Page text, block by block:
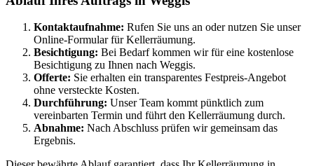
Kontaktaufnahme: Rufen Sie uns an oder nutzen Sie unser
Online-Formular für Kellerräumung.
Besichtigung: Bei Bedarf kommen wir für eine kostenlose
Besichtigung zu Ihnen nach Weggis.
Offerte: Sie erhalten ein transparentes Festpreis-Angebot
ohne versteckte Kosten.
Durchführung: Unser Team kommt pünktlich zum
vereinbarten Termin und führt den Kellerräumung durch.
Abnahme: Nach Abschluss prüfen wir gemeinsam das
Ergebnis.